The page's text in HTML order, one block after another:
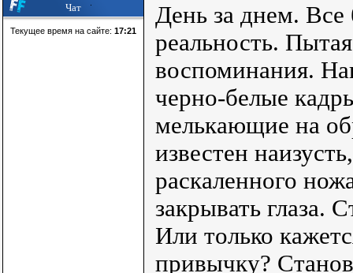
Чат
Текущее время на сайте: 17:21
День за днем. Все
реальность.
воспоминания.
черно-белые
мелькающие на
известен
раскаленного
закрывать глаза.
Или только
привычку?